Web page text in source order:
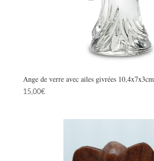
Ange de verre avec ailes givrées 10,4x7x3cm
15,00€